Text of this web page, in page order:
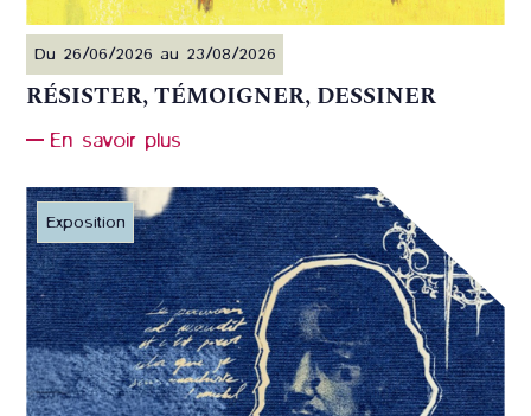
Du 26/06/2026 au 23/08/2026
RÉSISTER, TÉMOIGNER, DESSINER
En savoir plus
Exposition